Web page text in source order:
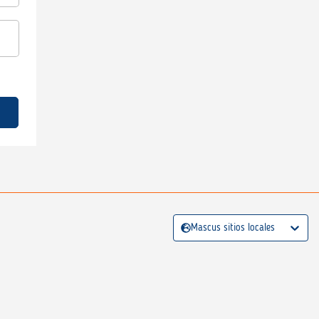
Mascus sitios locales